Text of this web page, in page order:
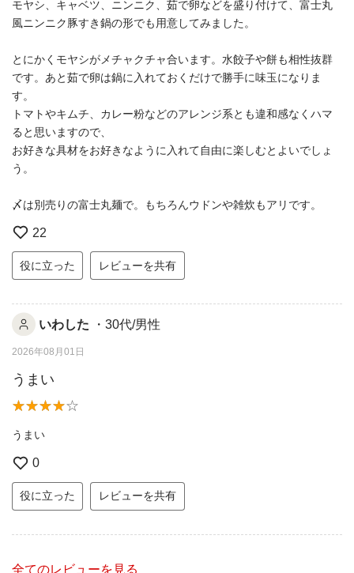
モヤシ、キャベツ、ニンニク、茹で卵などを盛り付けて、富士丸
風ニンニク豚すき鍋の形でも用意してみました。
とにかくモヤシがメチャクチャ合います。水餃子や餅も相性抜群
です。あと茹で卵は鍋に入れておくだけで勝手に味玉になりま
す。
トマトやキムチ、カレー粉などのアレンジ系とも違和感なくハマ
ると思いますので、
お好きな具材をお好きなように入れて自由に楽しむとよいでしょ
う。
〆は別売りの富士丸麺で。もちろんウドンや雑炊もアリです。
22
役に立った レビューを共有
いわした ・30代/男性
2026年08月01日
うまい
うまい
0
役に立った レビューを共有
全てのレビューを見る